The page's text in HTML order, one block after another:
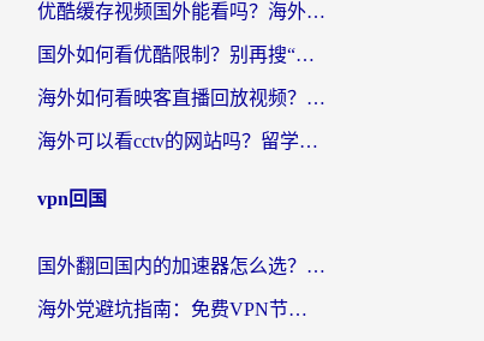
优酷缓存视频国外能看吗？海外党追剧看片的终极解决方案来了
国外如何看优酷限制？别再搜“在日本哪个软件可以看中国电视剧”，这篇教你搞定
海外如何看映客直播回放视频？这份攻略帮你搞定（附腾讯优酷观看技巧）
海外可以看cctv的网站吗？留学生亲测有效的回国追剧方案
vpn回国
国外翻回国内的加速器怎么选？海外党亲测实用指南，告别地域限制
海外党避坑指南：免费VPN节点真的靠谱吗？教你选对回国加速器无缝访问国内资源